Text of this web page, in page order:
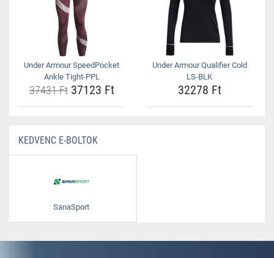
Under Armour SpeedPocket
Ankle Tight-PPL
37431 Ft37123 Ft
Under Armour Qualifier Cold
LS-BLK
32278 Ft
KEDVENC E-BOLTOK
SanaSport